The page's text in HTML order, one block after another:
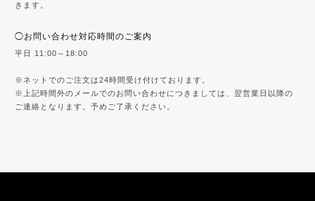
きます。
◯お問い合わせ対応時間のご案内
平日 11:00～18:00
※ネットでのご注文は24時間受け付けております。
※上記時間外のメールでのお問い合わせにつきましては、翌営業日以降の
ご連絡となります。予めご了承ください。